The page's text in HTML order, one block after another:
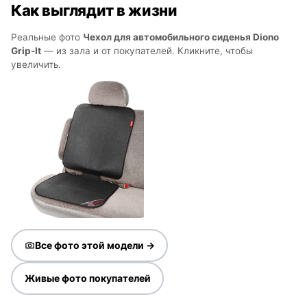
Как выглядит в жизни
Реальные фото Чехол для автомобильного сиденья Diono
Grip-It — из зала и от покупателей. Кликните, чтобы
увеличить.
Все фото этой модели →
Живые фото покупателей